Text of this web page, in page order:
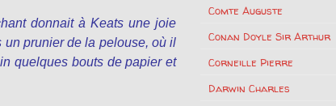
donnait à Keats une joie
prunier de la pelouse, où il
quelques bouts de papier et
Comte Auguste
Conan Doyle Sir Arthur
Corneille Pierre
Darwin Charles